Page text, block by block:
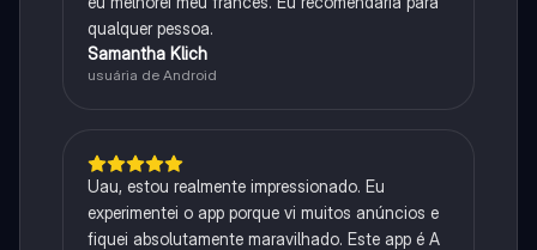
qualquer pessoa.
Samantha Klich
usuária de Android
Uau, estou realmente impressionado. Eu
experimentei o app porque vi muitos anúncios e
fiquei absolutamente maravilhado. Este app é A